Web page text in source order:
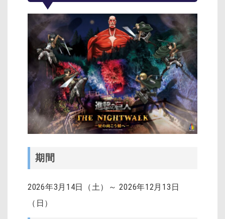
期間
2026年3月14日（土）～ 2026年12月13日
（日）